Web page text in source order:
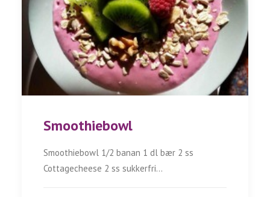
Smoothiebowl
Smoothiebowl 1/2 banan 1 dl bær 2 ss
Cottagecheese 2 ss sukkerfri…